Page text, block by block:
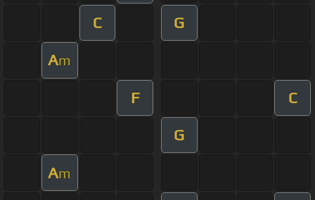
C G
Am
F C
G
Am